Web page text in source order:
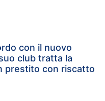
con il nuovo
club tratta la
prestito con riscatto